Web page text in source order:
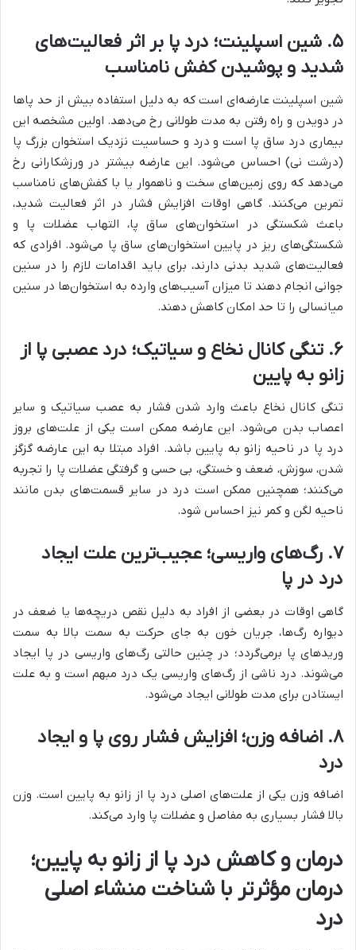
۵. شین اسپلینت؛ درد پا بر اثر فعالیت‌های
شدید و پوشیدن کفش نامناسب
شین اسپلینت عارضه‌ای است که به دلیل استفاده بیش از حد پاها
در دویدن و راه رفتن به مدت طولانی رخ می‌دهد. اولین مشخصه این
بیماری درد ساق پا است و درد و حساسیت نزدیک استخوان بزرگ پا
(درشت نی) احساس می‌شود. این عارضه بیشتر در ورزشکارانی رخ
می‌دهد که روی زمین‌های سخت و ناهموار یا با کفش‌های نامناسب
تمرین می‌کنند. گاهی اوقات افزایش فشار در اثر فعالیت شدید،
باعث شکستگی در استخوان‌های ساق پا، التهاب عضلات پا و
شکستگی‌های ریز در پایین استخوان‌های ساق پا می‌شود. افرادی که
فعالیت‌های شدید بدنی دارند، برای باید اقدامات لازم را در سنین
جوانی انجام دهند تا میزان آسیب‌های وارده به استخوان‌ها در سنین
میانسالی را تا حد امکان کاهش دهند.
۶. تنگی کانال نخاع و سیاتیک؛ درد عصبی پا از
زانو به پایین
تنگی کانال نخاع باعث وارد شدن فشار به عصب سیاتیک و سایر
اعصاب بدن می‌شود. این عارضه ممکن است یکی از علت‌های بروز
درد پا در ناحیه زانو به پایین باشد. افراد مبتلا به این عارضه گزگز
شدن، سوزش، ضعف و خستگی، بی حسی و گرفتگی عضلات پا را تجربه
می‌کنند؛ همچنین ممکن است درد در سایر قسمت‌های بدن مانند
ناحیه لگن و کمر نیز احساس شود.
۷. رگ‌های واریسی؛ عجیب‌ترین علت ایجاد
درد در پا
گاهی اوقات در بعضی از افراد به دلیل نقص دریچه‌ها یا ضعف در
دیواره رگ‌ها، جریان خون به جای حرکت به سمت بالا به سمت
وریدهای پا برمی‌گردد؛ در چنین حالتی رگ‌های واریسی در پا ایجاد
می‌شوند. درد ناشی از رگ‌های واریسی یک درد مبهم است و به علت
ایستادن‌ برای مدت طولانی ایجاد می‌شود.
۸. اضافه وزن؛ افزایش فشار روی پا و ایجاد
درد
اضافه وزن یکی از علت‌های اصلی درد پا از زانو به پایین است. وزن
بالا فشار بسیاری به مفاصل و عضلات پا وارد می‌کند.
درمان و کاهش درد پا از زانو به پایین؛
درمان مؤثرتر با شناخت منشاء اصلی
درد